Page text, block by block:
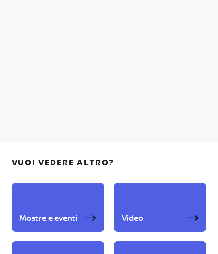
VUOI VEDERE ALTRO?
Mostre e eventi Video